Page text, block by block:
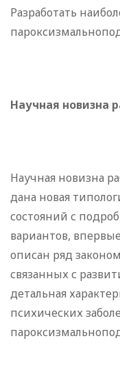
Разработать
Научная новизна
Научная новизна
дана новая
состояний с
вариантов,
описан ряд
связанных с
детальная
психических